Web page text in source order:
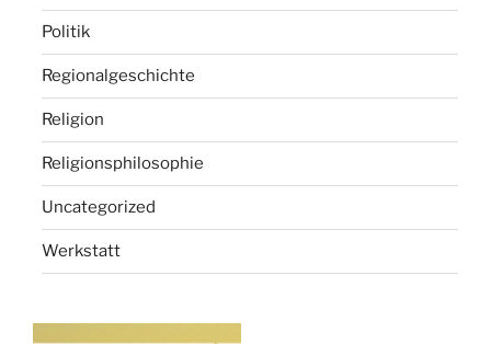
Politik
Regionalgeschichte
Religion
Religionsphilosophie
Uncategorized
Werkstatt